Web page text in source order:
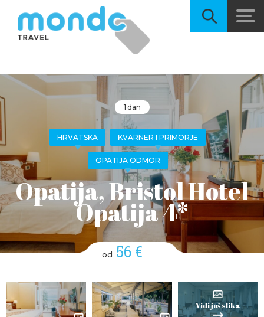
1 dan
HRVATSKA KVARNER I PRIMORJE
OPATIJA ODMOR
Opatija, Bristol Hotel
Opatija 4*
od 56 €
Vidi još slika